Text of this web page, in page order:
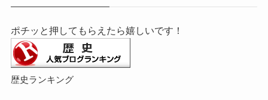
ポチッと押してもらえたら嬉しいです！
歴史ランキング